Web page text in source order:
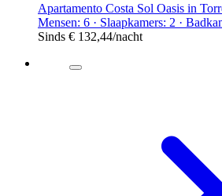
Apartamento Costa Sol Oasis in
Mensen: 6 · Slaapkamers: 2 ·
Sinds € 132,44/nacht